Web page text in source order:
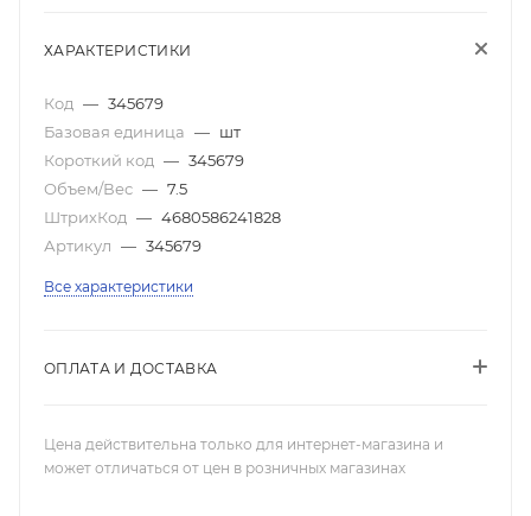
ХАРАКТЕРИСТИКИ
Код — 345679
Базовая единица — шт
Короткий код — 345679
Объем/Вес — 7.5
ШтрихКод — 4680586241828
Артикул — 345679
Все характеристики
ОПЛАТА И ДОСТАВКА
Цена действительна только для интернет-магазина и
может отличаться от цен в розничных магазинах